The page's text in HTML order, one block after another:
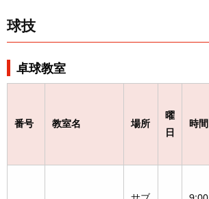
球技
卓球教室
番号 教室名 場所
曜
日
時間